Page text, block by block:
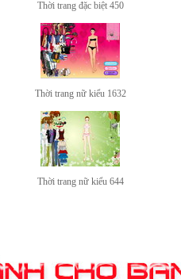
Thời trang đặc biệt 450
Thời trang nữ kiểu 1632
Thời trang nữ kiểu 644